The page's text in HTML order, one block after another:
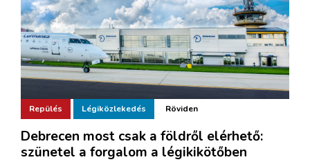
Repülés Légiközlekedés Röviden
Debrecen most csak a földről elérhető:
szünetel a forgalom a légikikötőben